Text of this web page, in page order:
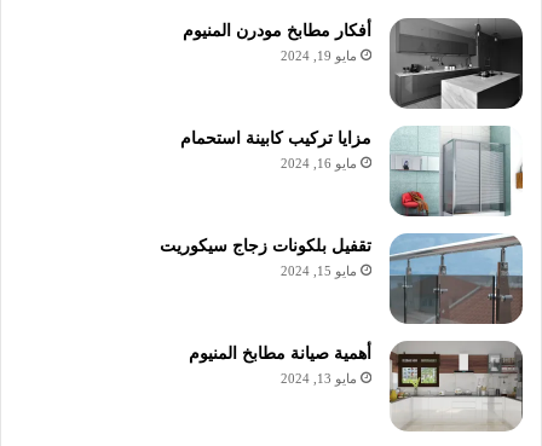
أفكار مطابخ مودرن المنيوم
مايو 19, 2024
مزايا تركيب كابينة استحمام
مايو 16, 2024
تقفيل بلكونات زجاج سيكوريت
مايو 15, 2024
أهمية صيانة مطابخ المنيوم
مايو 13, 2024